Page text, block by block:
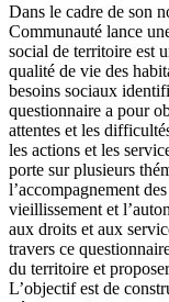
Dans le cadre de son
Communauté lance
social de territoire est
qualité de vie des
besoins sociaux
questionnaire a pour
attentes et les
les actions et les
porte sur plusieurs
l’accompagnement
vieillissement et
aux droits et aux
travers ce
du territoire et
L’objectif est de